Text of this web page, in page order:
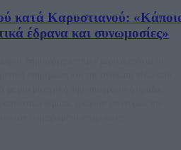
κατά Καρυστιανού:
έδρανα και συνωμοσίες»